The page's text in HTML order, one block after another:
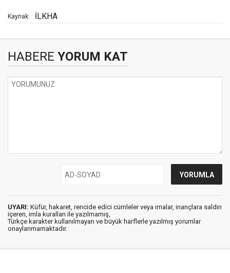
Kaynak: İLKHA
HABERE YORUM KAT
UYARI: Küfür, hakaret, rencide edici cümleler veya imalar, inançlara saldırı
içeren, imla kuralları ile yazılmamış,
Türkçe karakter kullanılmayan ve büyük harflerle yazılmış yorumlar
onaylanmamaktadır.